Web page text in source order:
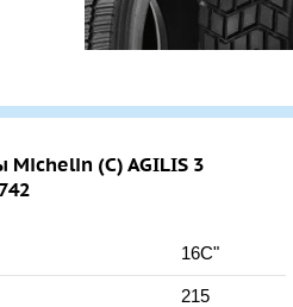
Michelin (С) AGILIS 3
16C"
215